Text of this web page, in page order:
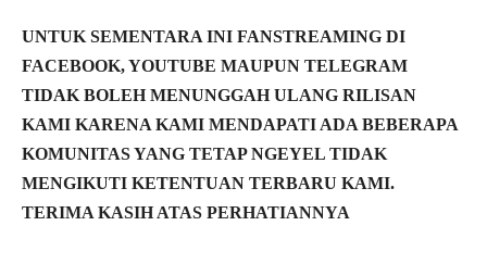
UNTUK SEMENTARA INI FANSTREAMING DI
FACEBOOK, YOUTUBE MAUPUN TELEGRAM
TIDAK BOLEH MENUNGGAH ULANG RILISAN
KAMI KARENA KAMI MENDAPATI ADA BEBERAPA
KOMUNITAS YANG TETAP NGEYEL TIDAK
MENGIKUTI KETENTUAN TERBARU KAMI.
TERIMA KASIH ATAS PERHATIANNYA